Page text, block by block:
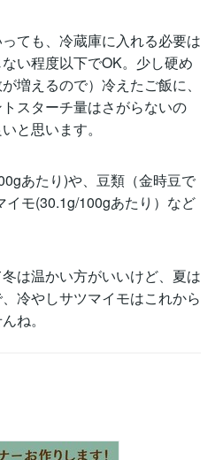
ても、冷蔵庫に入れる必要は
い程度以下でOK。少し硬め
増えるので）冷えたご飯に、
スターチ量はさがらないの
と思います。
あたり)や、豆類（金時豆で
モ(30.1g/100gあたり）など
は温かい方がいいけど、夏は
冷やしサツマイモはこれから
ね。